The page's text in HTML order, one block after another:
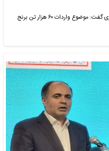
تهران- ایانا- معاون بازرگانی وزارت جهاد کشاورزی گفت: موضوع واردات ۶۰ هزار تن برنج